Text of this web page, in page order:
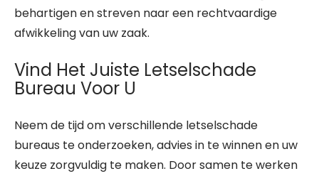
behartigen en streven naar een rechtvaardige
afwikkeling van uw zaak.
Vind Het Juiste Letselschade
Bureau Voor U
Neem de tijd om verschillende letselschade
bureaus te onderzoeken, advies in te winnen en uw
keuze zorgvuldig te maken. Door samen te werken